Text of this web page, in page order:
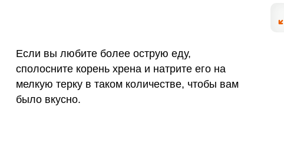
4000 мкг 0.3
50 мкг 2.2
12 мг
Если вы любите более острую еду,
сполосните корень хрена и натрите его на
мелкую терку в таком количестве, чтобы вам
было вкусно.